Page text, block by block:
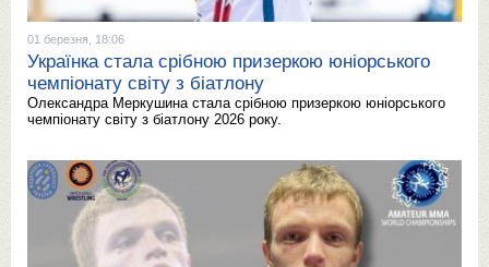
01 березня, 18:06
Українка стала срібною призеркою юніорського
чемпіонату світу з біатлону
Олександра Меркушина стала срібною призеркою юніорського
чемпіонату світу з біатлону 2026 року.